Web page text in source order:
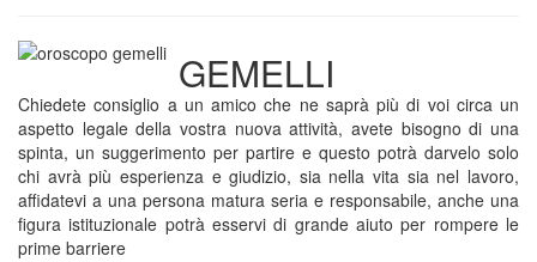
GEMELLI
Chiedete consiglio a un amico che ne saprà più di voi circa un
aspetto legale della vostra nuova attività, avete bisogno di una
spinta, un suggerimento per partire e questo potrà darvelo solo
chi avrà più esperienza e giudizio, sia nella vita sia nel lavoro,
affidatevi a una persona matura seria e responsabile, anche una
figura istituzionale potrà esservi di grande aiuto per rompere le
prime barriere